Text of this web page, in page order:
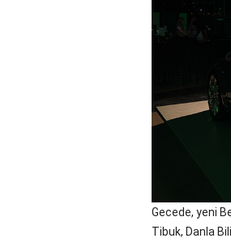
Gecede, yeni
Tibuk, Danla